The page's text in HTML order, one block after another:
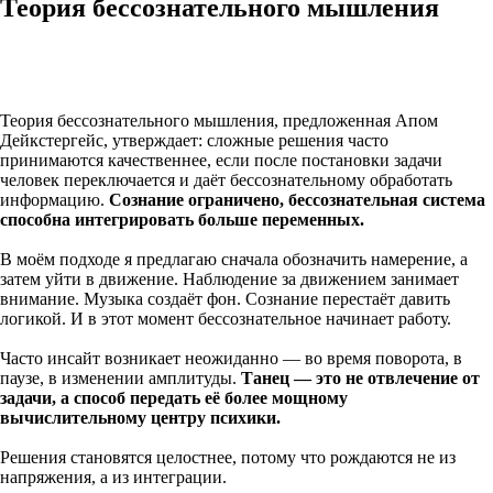
Теория бессознательного мышления
Теория бессознательного мышления, предложенная Апом
Дейкстергейс, утверждает: сложные решения часто
принимаются качественнее, если после постановки задачи
человек переключается и даёт бессознательному обработать
информацию. Сознание ограничено, бессознательная система
способна интегрировать больше переменных.
В моём подходе я предлагаю сначала обозначить намерение, а
затем уйти в движение. Наблюдение за движением занимает
внимание. Музыка создаёт фон. Сознание перестаёт давить
логикой. И в этот момент бессознательное начинает работу.
Часто инсайт возникает неожиданно — во время поворота, в
паузе, в изменении амплитуды. Танец — это не отвлечение от
задачи, а способ передать её более мощному
вычислительному центру психики.
Решения становятся целостнее, потому что рождаются не из
напряжения, а из интеграции.